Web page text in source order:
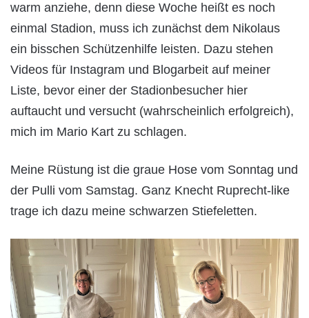
warm anziehe, denn diese Woche heißt es noch
einmal Stadion, muss ich zunächst dem Nikolaus
ein bisschen Schützenhilfe leisten. Dazu stehen
Videos für Instagram und Blogarbeit auf meiner
Liste, bevor einer der Stadionbesucher hier
auftaucht und versucht (wahrscheinlich erfolgreich),
mich im Mario Kart zu schlagen.
Meine Rüstung ist die graue Hose vom Sonntag und
der Pulli vom Samstag. Ganz Knecht Ruprecht-like
trage ich dazu meine schwarzen Stiefeletten.